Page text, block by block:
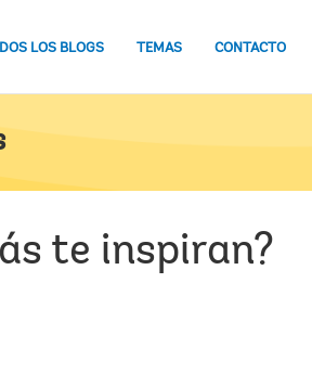
LOS BLOGS TEMAS CONTACTO
te inspiran?